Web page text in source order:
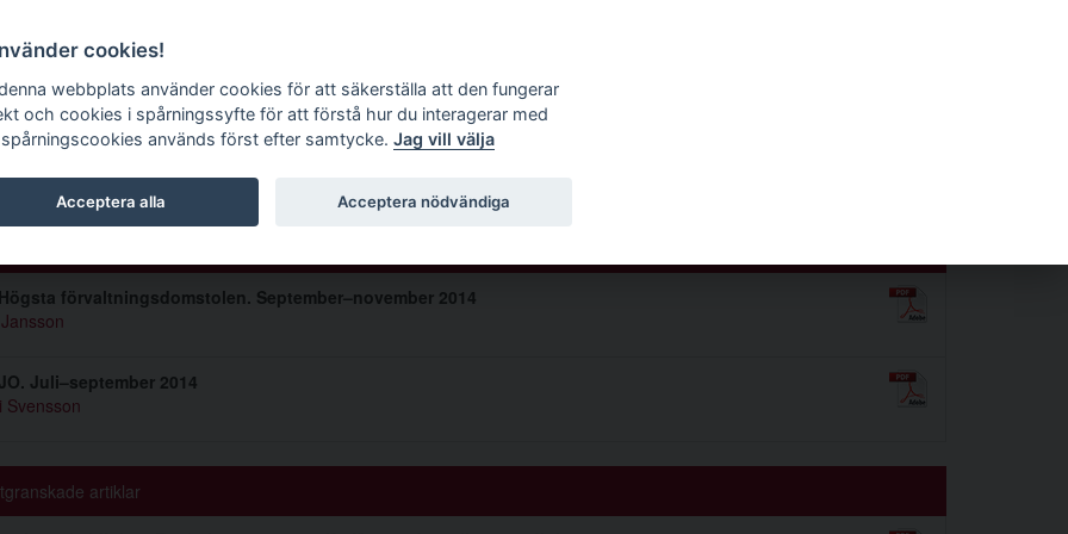
tidskrift
2015 1
förvaltningsdomstolen. September–november 2014
Juli–september 2014
Svensson
artiklar
cookies!
webbplats använder cookies för att säkerställa att den fungerar
och cookies i spårningssyfte för att förstå hur du interagerar med
används först efter samtycke. Jag vill välja
Acceptera alla Acceptera nödvändiga